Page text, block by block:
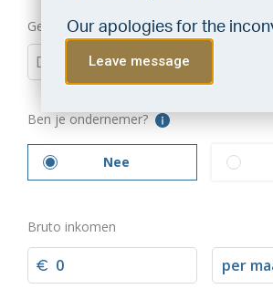
Do the check!
Our apologies for the
Leave message